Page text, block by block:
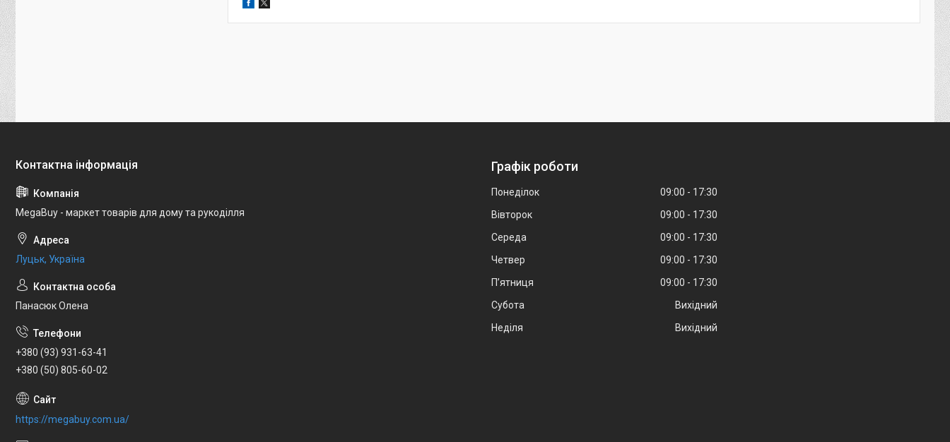
MegaBuy - маркет товарів для дому та рукоділля
Луцьк, Україна
Панасюк Олена
+380 (93) 931-63-41
+380 (50) 805-60-02
https://megabuy.com.ua/
Графік роботи
Понеділок 09:00
17:30
Вівторок
09:00
17:30
Середа
09:00
17:30
Четвер
09:00
17:30
Пʼятниця
09:00
17:30
Субота
Вихідний
Неділя
Вихідний